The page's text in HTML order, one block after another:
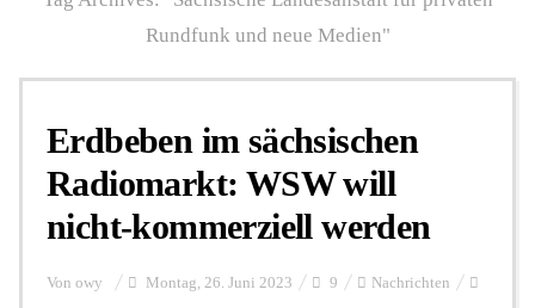
Personalien
Hintergrund
FUNKTURM-Beiträge
Rundfunk und neue Medien"
Erdbeben im sächsischen
Radiomarkt: WSW will
nicht-kommerziell werden
Von owy Montag, 26. Juni 2023 9 Nachrichten